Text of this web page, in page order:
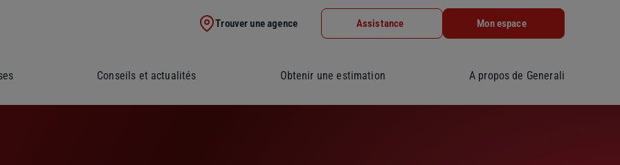
Trouver une agence Assistance Mon espace
Conseils et actualités Obtenir une estimation A propos de Generali